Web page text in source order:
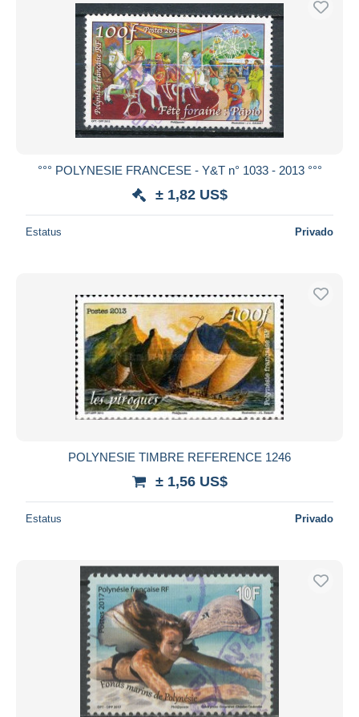
°°° POLYNESIE FRANCESE - Y&T n° 1033 - 2013 °°°
± 1,82 US$
Estatus Privado
POLYNESIE TIMBRE REFERENCE 1246
± 1,56 US$
Estatus Privado